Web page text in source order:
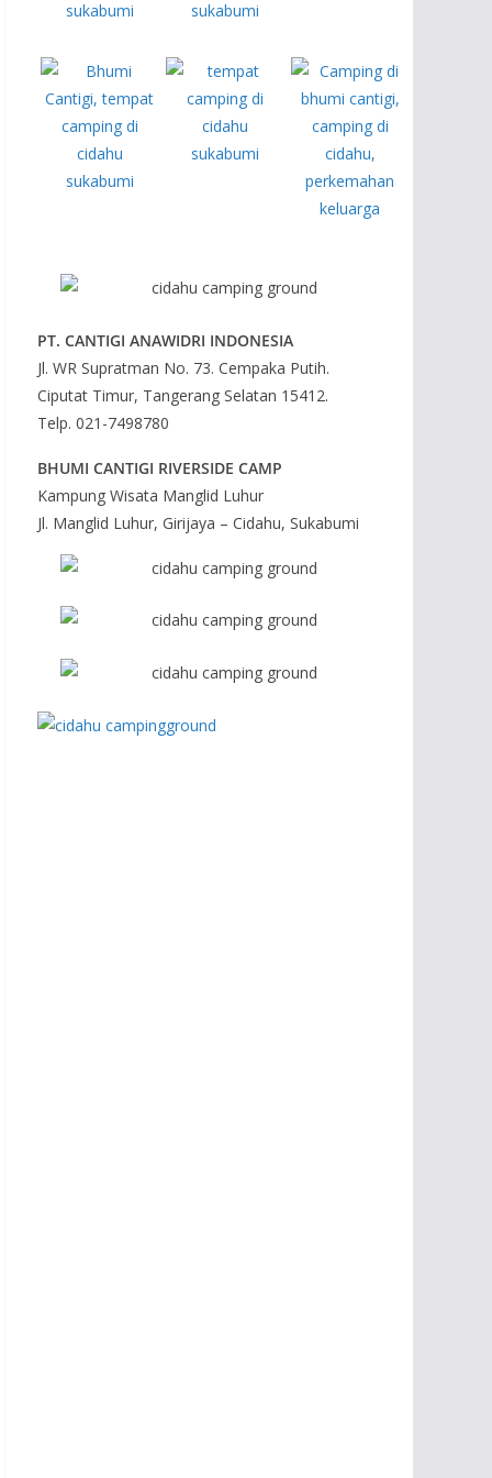
PT. CANTIGI ANAWIDRI INDONESIA
Jl. WR Supratman No. 73. Cempaka Putih.
Ciputat Timur, Tangerang Selatan 15412.
Telp. 021-7498780
BHUMI CANTIGI RIVERSIDE CAMP
Kampung Wisata Manglid Luhur
Jl. Manglid Luhur, Girijaya – Cidahu, Sukabumi